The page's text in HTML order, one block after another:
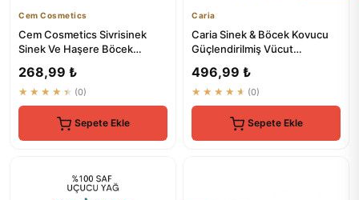
Cem Cosmetics
Cem Cosmetics Sivrisinek
Sinek Ve Haşere Böcek
...
268,99 ₺
★★★★★ (0)
Sepete Ekle
Caria
Caria Sinek & Böcek Kovucu
Güçlendirilmiş Vücut
496,99 ₺
★★★★★ (0)
Sepete Ekle